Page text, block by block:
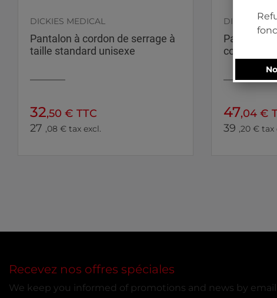
DICKIES MEDICAL
Pantalon à cordon de serrage à
taille standard unisexe
32,50 € TTC
27 ,08 € tax excl.
DICKIES
Pantalon à
cordon de
47,04 €
39 ,20 € tax
Recevez nos offres spéciales
We keep you informed of promotions and news by email.